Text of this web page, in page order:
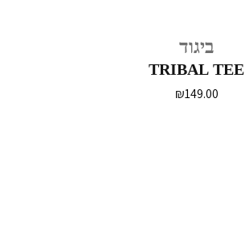
ביגוד
TRIBAL TEE
₪149.00